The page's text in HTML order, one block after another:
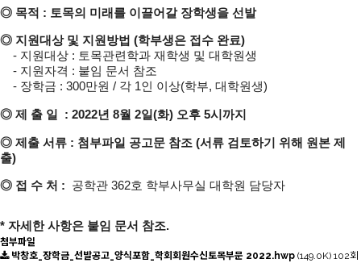
◎ 목적 : 토목의 미래를 이끌어갈 장학생을 선발
◎ 지원대상 및 지원방법 (학부생은 접수 완료)
- 지원대상 : 토목관련학과 재학생 및 대학원생
- 지원자격 : 붙임 문서 참조
- 장학금 : 300만원 / 각 1인 이상(학부, 대학원생)
◎ 제 출 일 : 2022년 8월 2일(화) 오후 5시까지
◎ 제출 서류 : 첨부파일 공고문 참조 (서류 검토하기 위해 원본 제
출)
◎ 접 수 처 : 공학관 362호 학부사무실 대학원 담당자
* 자세한 사항은 붙임 문서 참조.
첨부파일
박창호_장학금_선발공고_양식포함_학회회원수신토목부문 2022.hwp (149.0K) 102회